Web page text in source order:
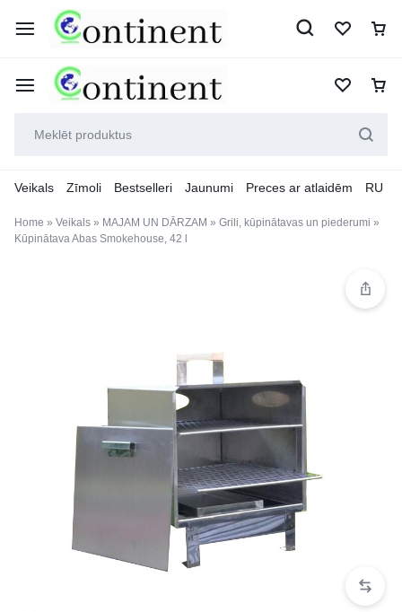
Veikals Zīmoli Bestselleri Jaunumi Preces ar atlaidēm RU
Home » Veikals » MAJAM UN DĀRZAM » Grili, kūpinātavas un piederumi »
Kūpinātava Abas Smokehouse, 42 l